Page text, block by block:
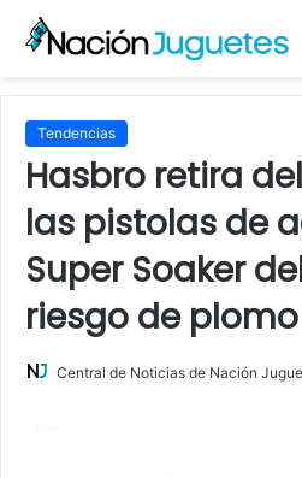
Tendencias
Hasbro retira
las pistolas de
Super Soaker
riesgo de plomo
Central de Noticias de Nación